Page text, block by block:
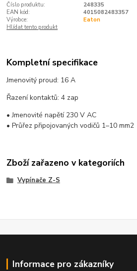
Číslo produktu:
248335
EAN kód:
4015082483357
Výrobce:
Eaton
Hlídat tento produkt
Kompletní specifikace
Jmenovitý proud: 16 A
Řazení kontaktů: 4 zap
• Jmenovité napětí 230 V AC
• Průřez připojovaných vodičů 1–10 mm2
Zboží zařazeno v kategoriích
Vypínače Z-S
Informace pro zákazníky